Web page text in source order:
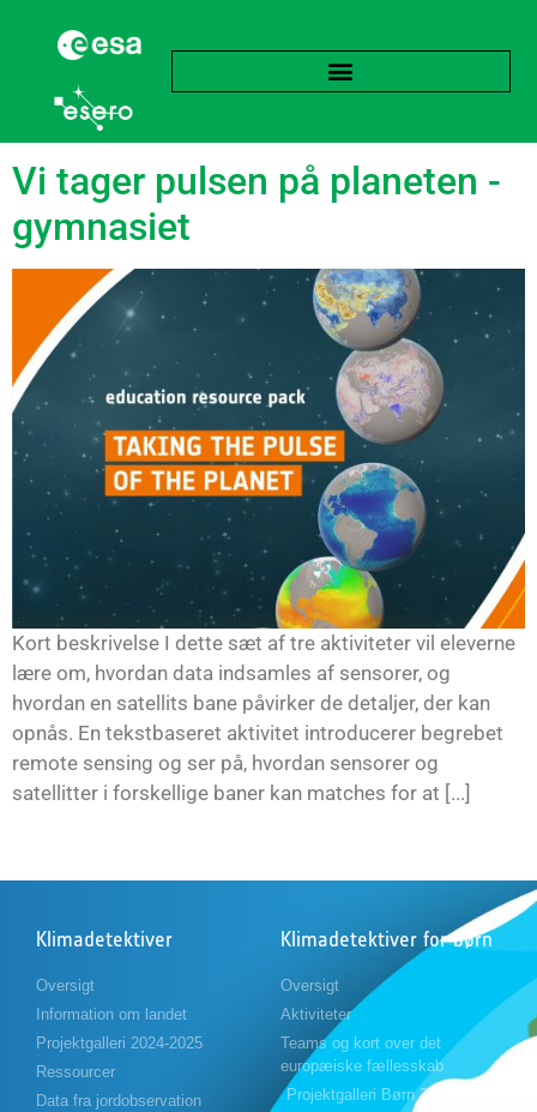
Tag:Geostationær
Vi tager pulsen på planeten -
gymnasiet
Kort beskrivelse I dette sæt af tre aktiviteter vil eleverne
lære om, hvordan data indsamles af sensorer, og
hvordan en satellits bane påvirker de detaljer, der kan
opnås. En tekstbaseret aktivitet introducerer begrebet
remote sensing og ser på, hvordan sensorer og
satellitter i forskellige baner kan matches for at [...]
Klimadetektiver
Oversigt
Information om landet
Projektgalleri 2024-2025
Ressourcer
Data fra jordobservation
Klimadetektiver for børn
Oversigt
Aktiviteter
Teams og kort over det
europæiske fællesskab
Projektgalleri Børn 2023-2024